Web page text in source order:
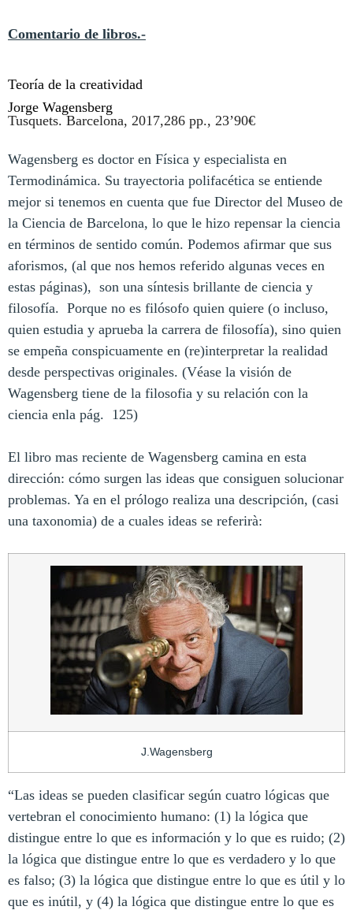
Comentario de libros.-
Teoría de la creatividad
Jorge Wagensberg
Tusquets. Barcelona, 2017,286 pp., 23’90€
Wagensberg es doctor en Física y especialista en
Termodinámica. Su trayectoria polifacética se entiende
mejor si tenemos en cuenta que fue Director del Museo de
la Ciencia de Barcelona, lo que le hizo repensar la ciencia
en términos de sentido común. Podemos afirmar que sus
aforismos, (al que nos hemos referido algunas veces en
estas páginas), son una síntesis brillante de ciencia y
filosofía. Porque no es filósofo quien quiere (o incluso,
quien estudia y aprueba la carrera de filosofía), sino quien
se empeña conspicuamente en (re)interpretar la realidad
desde perspectivas originales. (Véase la visión de
Wagensberg tiene de la filosofia y su relación con la
ciencia enla pág. 125)
El libro mas reciente de Wagensberg camina en esta
dirección: cómo surgen las ideas que consiguen solucionar
problemas. Ya en el prólogo realiza una descripción, (casi
una taxonomia) de a cuales ideas se referirà:
J.Wagensberg
“Las ideas se pueden clasificar según cuatro lógicas que
vertebran el conocimiento humano: (1) la lógica que
distingue entre lo que es información y lo que es ruido; (2)
la lógica que distingue entre lo que es verdadero y lo que
es falso; (3) la lógica que distingue entre lo que es útil y lo
que es inútil, y (4) la lógica que distingue entre lo que es